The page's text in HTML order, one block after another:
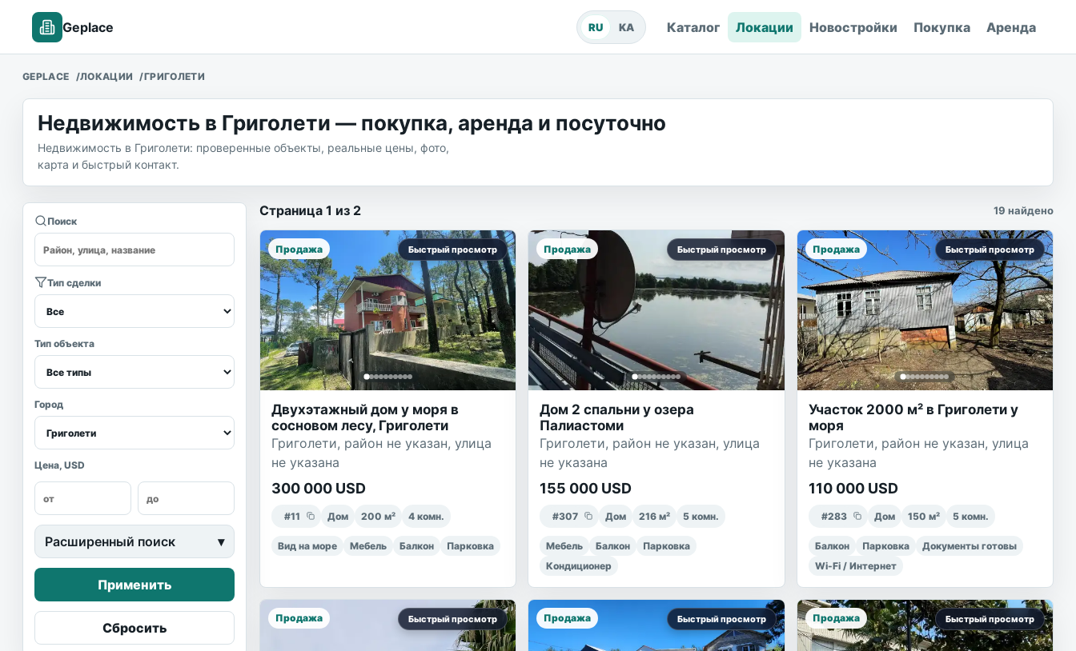
Geplace RU KA Каталог Локации Новостройки Покупка Аренда
GEPLACE ЛОКАЦИИ ГРИГОЛЕТИ
Недвижимость в Григолети — покупка, аренда и посуточно
Недвижимость в Григолети: проверенные объекты, реальные цены, фото,
карта и быстрый контакт.
Поиск
Тип сделки
Тип объекта
Город
Цена, USD
Расширенный поиск ▾
Применить
Сбросить
Объекты недвижимости
Страница 1 из 2 19 найдено
Продажа Быстрый просмотр
Двухэтажный дом у моря в
сосновом лесу, Григолети
Григолети, район не указан, улица
не указана
300 000 USD
#11 Дом 200 м² 4 комн.
Вид на море Мебель Балкон Парковка
Продажа Быстрый просмотр
Дом 2 спальни у озера
Палиастоми
Григолети, район не указан, улица
не указана
155 000 USD
#307 Дом 216 м² 5 комн.
Мебель Балкон
Парковка
Кондиционер
Продажа Быстрый просмотр
Участок 2000 м² в Григолети у
моря
Григолети, район не указан, улица
не указана
110 000 USD
#283 Дом 150 м² 5 комн.
Балкон Парковка
Документы готовы
Wi-Fi / Интернет
Продажа Быстрый просмотр Продажа Быстрый просмотр Продажа Быстрый просмотр